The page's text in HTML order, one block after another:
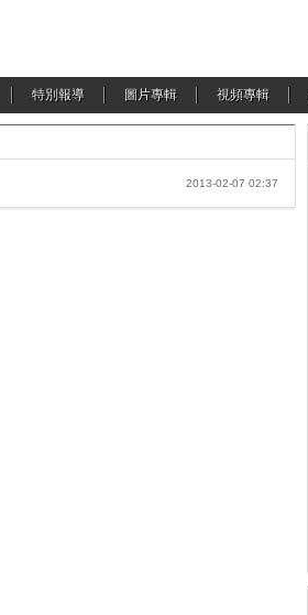
特別報導 圖片專輯 視頻專輯
2013-02-07 02:37